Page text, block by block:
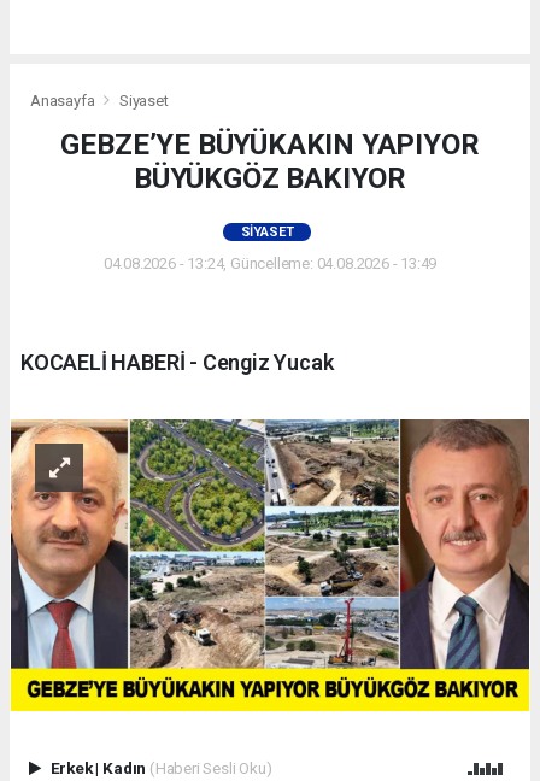
Anasayfa Siyaset
GEBZE’YE BÜYÜKAKIN YAPIYOR
BÜYÜKGÖZ BAKIYOR
SIYASET
04.08.2026 - 13:24, Güncelleme: 04.08.2026 - 13:49
KOCAELİ HABERİ - Cengiz Yucak
Erkek| Kadın (Haberi Sesli Oku)